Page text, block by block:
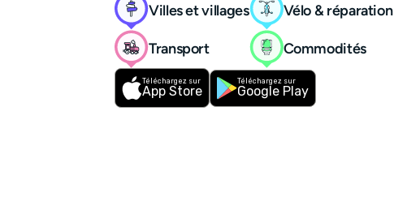
Villes et villages
Transport
Vélo & réparation
Commodités
Téléchargez sur
App Store
Téléchargez sur
Google Play